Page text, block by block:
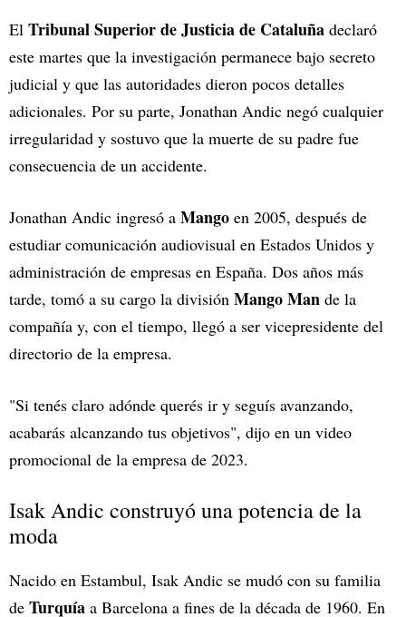
El Tribunal Superior de Justicia de Cataluña declaró
este martes que la investigación permanece bajo secreto
judicial y que las autoridades dieron pocos detalles
adicionales. Por su parte, Jonathan Andic negó cualquier
irregularidad y sostuvo que la muerte de su padre fue
consecuencia de un accidente.
Jonathan Andic ingresó a Mango en 2005, después de
estudiar comunicación audiovisual en Estados Unidos y
administración de empresas en España. Dos años más
tarde, tomó a su cargo la división Mango Man de la
compañía y, con el tiempo, llegó a ser vicepresidente del
directorio de la empresa.
"Si tenés claro adónde querés ir y seguís avanzando,
acabarás alcanzando tus objetivos", dijo en un video
promocional de la empresa de 2023.
Isak Andic construyó una potencia de la
moda
Nacido en Estambul, Isak Andic se mudó con su familia
de Turquía a Barcelona a fines de la década de 1960. En